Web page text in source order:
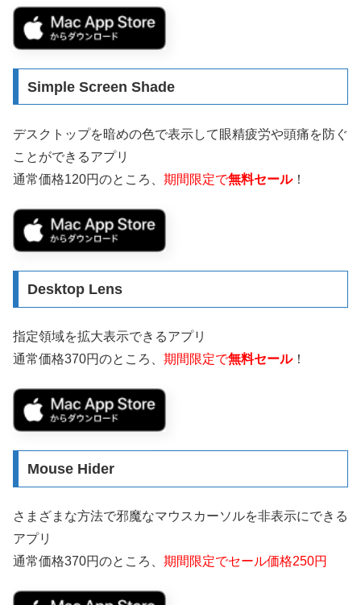
Simple Screen Shade
デスクトップを暗めの色で表示して眼精疲労や頭痛を防ぐ
ことができるアプリ
通常価格120円のところ、 期間限定で無料セール！
Desktop Len‪s
指定領域を拡大表示できるアプリ
通常価格370円のところ、 期間限定で無料セール！
Mouse Hide‪r
さまざまな方法で邪魔なマウスカーソルを非表示にできる
アプリ
通常価格370円のところ、 期間限定でセール価格250円